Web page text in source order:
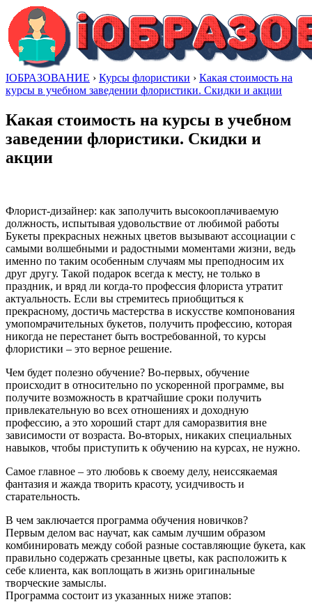
IОБРАЗОВАНИЕ › Курсы флористики › Какая стоимость на
курсы в учебном заведении флористики. Скидки и акции
Какая стоимость на курсы в учебном
заведении флористики. Скидки и
акции
Флорист-дизайнер: как заполучить высокооплачиваемую
должность, испытывая удовольствие от любимой работы
Букеты прекрасных нежных цветов вызывают ассоциации с
самыми волшебными и радостными моментами жизни, ведь
именно по таким особенным случаям мы преподносим их
друг другу. Такой подарок всегда к месту, не только в
праздник, и вряд ли когда-то профессия флориста утратит
актуальность. Если вы стремитесь приобщиться к
прекрасному, достичь мастерства в искусстве компонования
умопомрачительных букетов, получить профессию, которая
никогда не перестанет быть востребованной, то курсы
флористики – это верное решение.
Чем будет полезно обучение? Во-первых, обучение
происходит в относительно по ускоренной программе, вы
получите возможность в кратчайшие сроки получить
привлекательную во всех отношениях и доходную
профессию, а это хороший старт для саморазвития вне
зависимости от возраста. Во-вторых, никаких специальных
навыков, чтобы приступить к обучению на курсах, не нужно.
Самое главное – это любовь к своему делу, неиссякаемая
фантазия и жажда творить красоту, усидчивость и
старательность.
В чем заключается программа обучения новичков?
Первым делом вас научат, как самым лучшим образом
комбинировать между собой разные составляющие букета, как
правильно содержать срезанные цветы, как расположить к
себе клиента, как воплощать в жизнь оригинальные
творческие замыслы.
Программа состоит из указанных ниже этапов: